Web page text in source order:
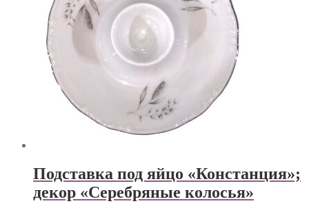
Подставка под яйцо «Констанция»;
декор «Серебряные колосья»